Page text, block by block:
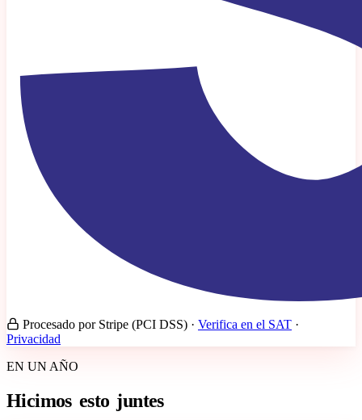
Procesado por Stripe (PCI DSS) · Verifica en el SAT ·
Privacidad
EN UN AÑO
Hicimos esto juntes